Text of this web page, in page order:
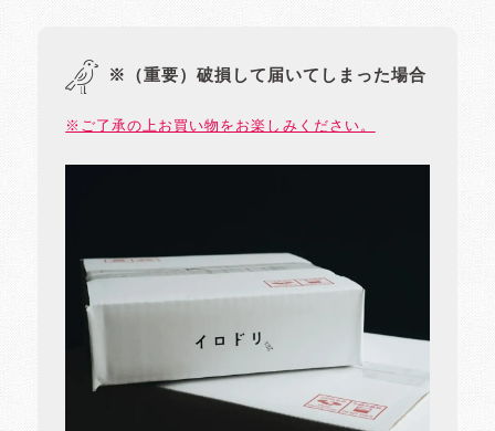
※（重要）破損して届いてしまった場合
※ご了承の上お買い物をお楽しみください。